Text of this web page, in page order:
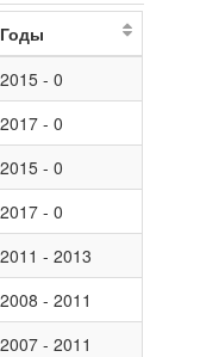
Годы
2015 - 0
2017 - 0
2015 - 0
2017 - 0
2011 - 2013
2008 - 2011
2007 - 2011